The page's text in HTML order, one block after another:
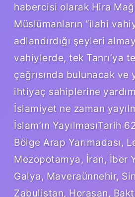
habercisi olarak Hira
Müslümanların “ilahi
adlandırdığı şeyleri
vahiylerde, tek Tanrı’ya
çağrısında bulunacak ve
ihtiyaç sahiplerine
İslamiyet ne zaman
İslam’ın YayılmasıTarih
Bölge Arap Yarımadası,
Mezopotamya, İran, İber
Galya, Maveraünnehir,
Zabulistan, Horasan,